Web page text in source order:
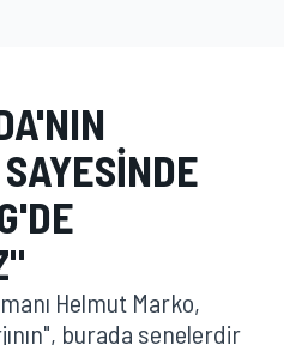
Helmut Marko,
burada senelerdir